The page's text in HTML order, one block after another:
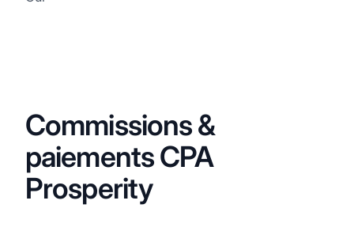
Commissions &
paiements CPA
Prosperity